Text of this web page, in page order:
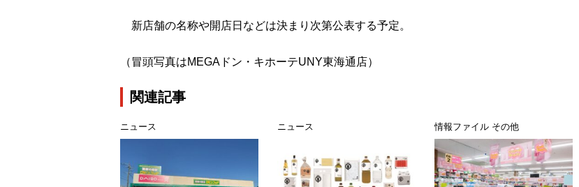
新店舗の名称や開店日などは決まり次第公表する予定。
（冒頭写真はMEGAドン・キホーテUNY東海通店）
関連記事
ニュース ニュース 情報ファイル その他